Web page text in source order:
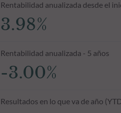
Rentabilidad anualizada desde el
3.98%
Rentabilidad anualizada - 5 años
-3.00%
Resultados en lo que va de año